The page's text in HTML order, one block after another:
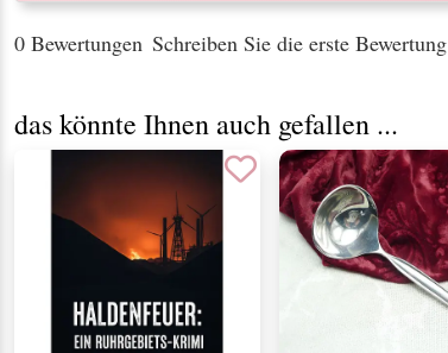
0 Bewertungen Schreiben Sie die erste Bewertung
das könnte Ihnen auch gefallen ...